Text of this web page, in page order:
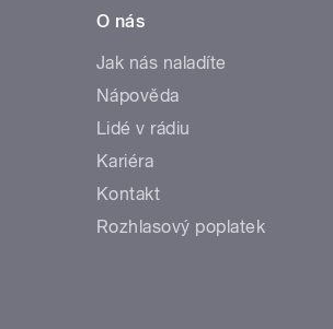
O nás
Jak nás naladíte
Nápověda
Lidé v rádiu
Kariéra
Kontakt
Rozhlasový poplatek